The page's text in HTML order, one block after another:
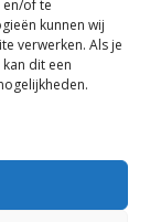
of te
kunnen wij
verwerken. Als je
dit een
vlieghelden
experience,
je
en